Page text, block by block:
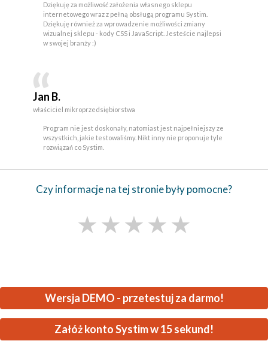
Dziękuję za możliwość założenia własnego sklepu
internetowego wraz z pełną obsługą programu Systim.
Dziękuję również za wprowadzenie możliwości zmiany
wizualnej sklepu - kody CSS i JavaScript. Jesteście najlepsi
w swojej branży :)
Jan B.
właściciel mikroprzedsiębiorstwa
Program nie jest doskonały, natomiast jest najpełniejszy ze
wszystkich, jakie testowaliśmy. Nikt inny nie proponuje tyle
rozwiązań co Systim.
Czy informacje na tej stronie były pomocne?
★★★★★
Wersja DEMO - przetestuj za darmo!
Załóż konto Systim w 15 sekund!